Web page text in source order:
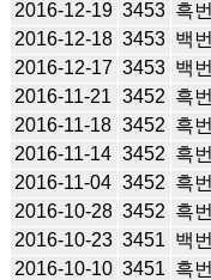
2016-12-19 3453 흑번
2016-12-18 3453 백번
2016-12-17 3453 백번
2016-11-21 3452 흑번
2016-11-18 3452 흑번
2016-11-14 3452 흑번
2016-11-04 3452 흑번
2016-10-28 3452 흑번
2016-10-23 3451 백번
2016-10-10 3451 흑번